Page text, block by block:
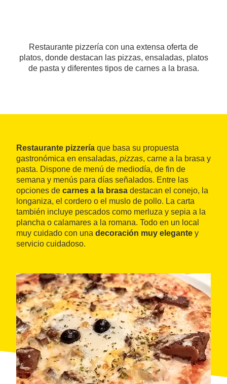
Restaurante pizzería con una extensa oferta de
platos, donde destacan las pizzas, ensaladas, platos
de pasta y diferentes tipos de carnes a la brasa.
Restaurante pizzería que basa su propuesta
gastronómica en ensaladas, pizzas, carne a la brasa y
pasta. Dispone de menú de mediodía, de fin de
semana y menús para días señalados. Entre las
opciones de carnes a la brasa destacan el conejo, la
longaniza, el cordero o el muslo de pollo. La carta
también incluye pescados como merluza y sepia a la
plancha o calamares a la romana. Todo en un local
muy cuidado con una decoración muy elegante y
servicio cuidadoso.